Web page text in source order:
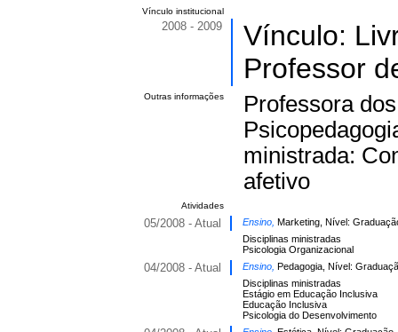
Vínculo institucional
2008 - 2009
Vínculo:
Professor
Outras informações
Professora
ministrada:
afetivo
Atividades
05/2008 - Atual Ensino, Marketing, Nível:
Disciplinas ministradas
Psicologia Organizacional
04/2008 - Atual Ensino, Pedagogia, Nível:
Disciplinas ministradas
Estágio em Educação Inclusiva
Educação Inclusiva
Psicologia do Desenvolvimento